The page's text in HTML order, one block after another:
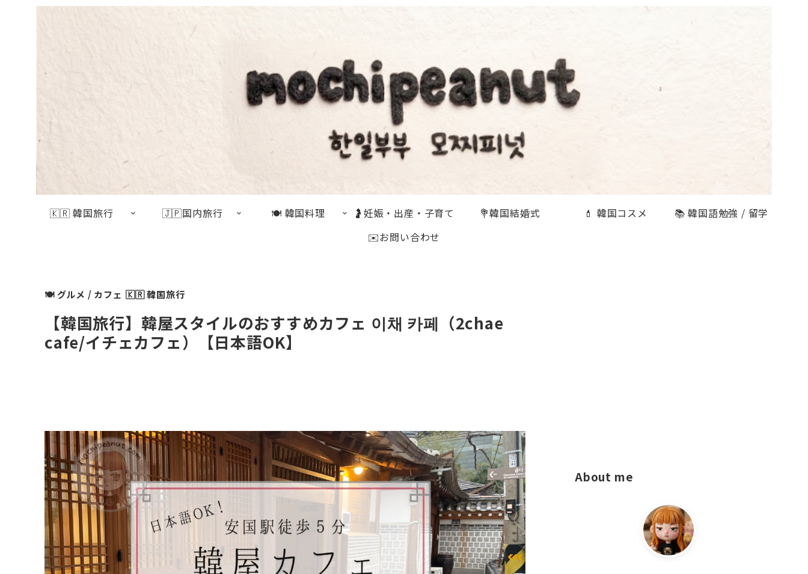
🇰🇷 韓国旅行 🇯🇵国内旅行 🍽 韓国料理 🤰妊娠・出産・子育て 💐韓国結婚式 💄 韓国コスメ
📚 韓国語勉強 / 留学
✉️お問い合わせ
🍽 グルメ / カフェ 🇰🇷 韓国旅行
【韓国旅行】韓屋スタイルのおすすめカフェ 이채 카페（2chae
cafe/イチェカフェ）【日本語OK】
About me